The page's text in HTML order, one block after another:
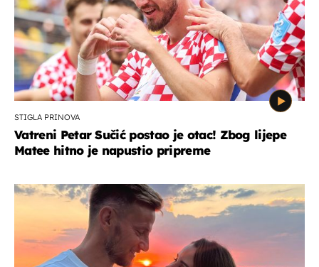
STIGLA PRINOVA
Vatreni Petar Sučić postao je otac! Zbog lijepe
Matee hitno je napustio pripreme